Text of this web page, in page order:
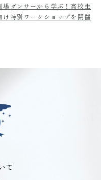
ダンサーから学ぶ！高校生
け特別ワークショップを開催
て